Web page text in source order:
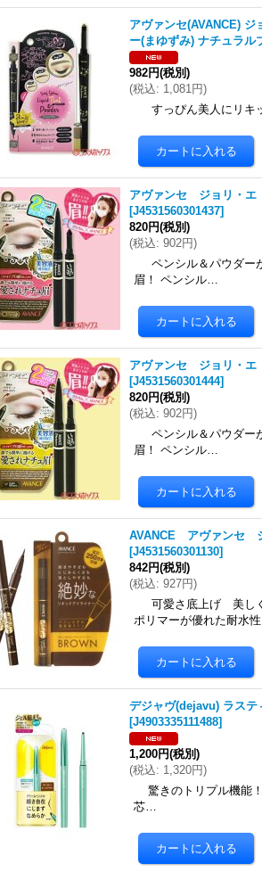
アヴァンセ(AVANCE)
ー(まゆずみ) ナチュラル
982円(税別)
(税込: 1,081円)
すっぴん美人にリキ
アヴァンセ ジョリ・
[J4531560301437]
820円(税別)
(税込: 902円)
ペンシル＆パウダー
眉！ ペンシル…
アヴァンセ ジョリ・
[J4531560301444]
820円(税別)
(税込: 902円)
ペンシル＆パウダー
眉！ ペンシル…
AVANCE アヴァンセ
[J4531560301130]
842円(税別)
(税込: 927円)
可愛さ底上げ 美しく
ポリマーが優れた耐水
デジャヴ(dejavu) ラス
[J4903335111488]
1,200円(税別)
(税込: 1,320円)
驚きのトリプル機能
芯…